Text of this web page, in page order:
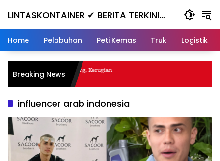
LINTASKONTAINER ✔ BERITA TERKINI
KONTAINER TERBARU HARI INI
Home Pelabuhan Peti Kemas Truk Logistik
Breaking News
Nanjak, Masuk ke Jurang, Kerugian
influencer arab indonesia